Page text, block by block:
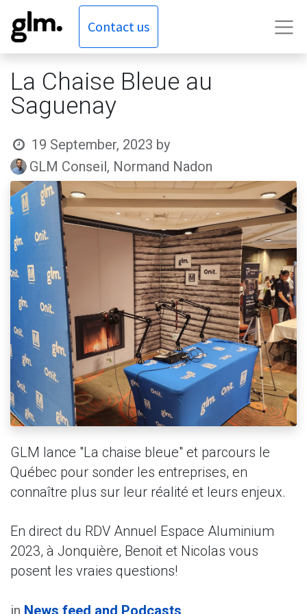
Contact us
La Chaise Bleue au
Saguenay
19 September, 2023 by
GLM Conseil, Normand Nadon
GLM lance "La chaise bleue" et parcours le
Québec pour sonder les entreprises, en
connaître plus sur leur réalité et leurs enjeux.
En direct du RDV Annuel Espace Aluminium
2023, à Jonquière, Benoit et Nicolas vous
posent les vraies questions!